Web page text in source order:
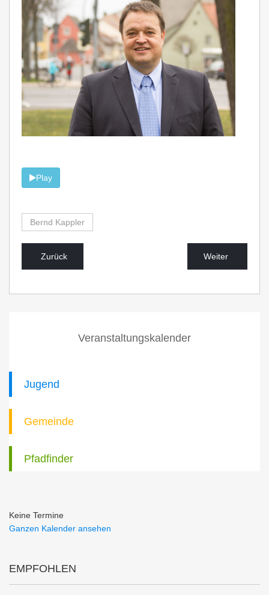
Play
Bernd Kappler
Zurück Weiter
Veranstaltungskalender
Jugend
Gemeinde
Pfadfinder
Keine Termine
Ganzen Kalender ansehen
EMPFOHLEN